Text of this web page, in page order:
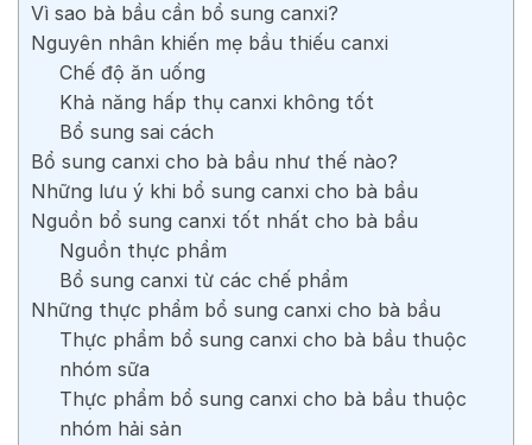
Vì sao bà bầu cần bổ sung canxi?
Nguyên nhân khiến mẹ bầu thiếu canxi
Chế độ ăn uống
Khả năng hấp thụ canxi không tốt
Bổ sung sai cách
Bổ sung canxi cho bà bầu như thế nào?
Những lưu ý khi bổ sung canxi cho bà bầu
Nguồn bổ sung canxi tốt nhất cho bà bầu
Nguồn thực phẩm
Bổ sung canxi từ các chế phẩm
Những thực phẩm bổ sung canxi cho bà bầu
Thực phẩm bổ sung canxi cho bà bầu thuộc
nhóm sữa
Thực phẩm bổ sung canxi cho bà bầu thuộc
nhóm hải sản